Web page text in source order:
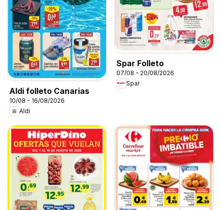
Aldi folleto Canarias
10/08 - 16/08/2026
Aldi
Spar Folleto
07/08 - 20/08/2026
Spar